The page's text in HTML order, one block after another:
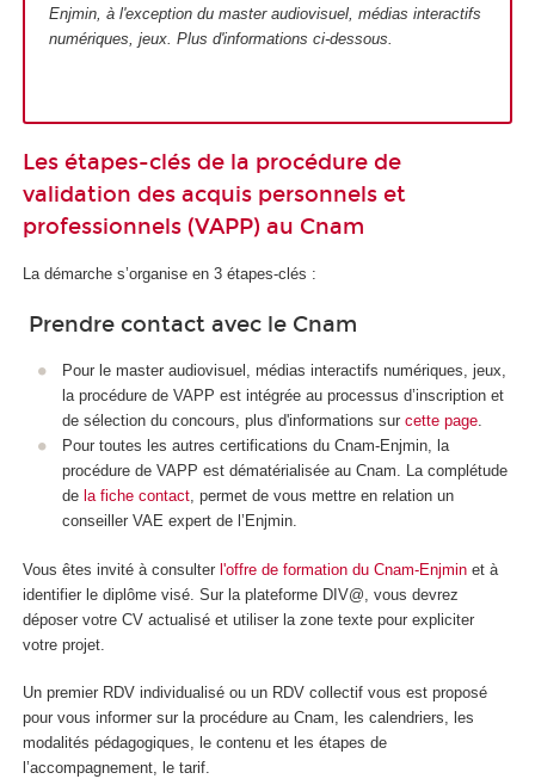
Enjmin, à l'exception du master audiovisuel, médias interactifs
numériques, jeux. Plus d'informations ci-dessous.
Les étapes-clés de la procédure de
validation des acquis personnels et
professionnels (VAPP) au Cnam
La démarche s’organise en 3 étapes-clés :
Prendre contact avec le Cnam
Pour le master audiovisuel, médias interactifs numériques, jeux,
la procédure de VAPP est intégrée au processus d’inscription et
de sélection du concours, plus d'informations sur cette page.
Pour toutes les autres certifications du Cnam-Enjmin, la
procédure de VAPP est dématérialisée au Cnam. La complétude
de la fiche contact, permet de vous mettre en relation un
conseiller VAE expert de l’Enjmin.
Vous êtes invité à consulter l'offre de formation du Cnam-Enjmin et à
identifier le diplôme visé. Sur la plateforme DIV@, vous devrez
déposer votre CV actualisé et utiliser la zone texte pour expliciter
votre projet.
Un premier RDV individualisé ou un RDV collectif vous est proposé
pour vous informer sur la procédure au Cnam, les calendriers, les
modalités pédagogiques, le contenu et les étapes de
l’accompagnement, le tarif.